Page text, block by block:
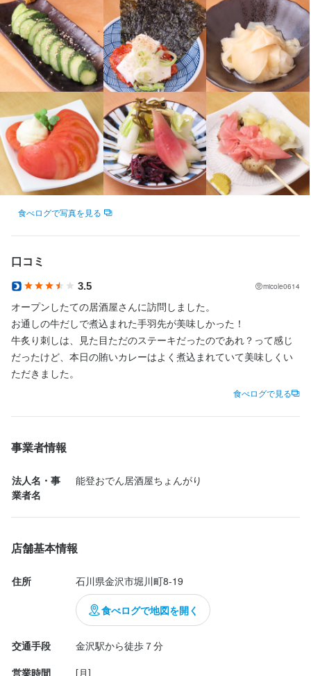
食べログで写真を見る
口コミ
3.5 micole0614
オープンしたての居酒屋さんに訪問しました。
お通しの牛だしで煮込まれた手羽先が美味しかった！
牛炙り刺しは、見た目ただのステーキだったのであれ？って感じ
だったけど、本日の賄いカレーはよく煮込まれていて美味しくい
ただきました。
食べログで見る
事業者情報
法人名・事
業者名
能登おでん居酒屋ちょんがり
店舗基本情報
住所 石川県金沢市堀川町8-19
食べログで地図を開く
交通手段
金沢駅から徒歩７分
営業時間
[月]
包丁さばき 飾り包丁 盛り付け技術 英会話 日本酒の知識
焼酎の知識
ウイスキーの知識
肉の知識 魚の知識 野菜の知識
出店開業ノウハウ
店舗運営
メニュー開発 仕入れ・食材の目利き
応募資格
必須スキル・経験
コミュニケーション能力
求める人物像
一緒に飲食店を盛り上げたい方
すぐに副店長になりたい方
やる気だけはある方
選考の流れ
お気軽にご相談ください。面接は、オーナー店長との面談のみ！
とりあえずご相談いただければと思います。
店名
勤務地
石川県金沢市堀川町8-19
連絡先
法人名・事業者名
能登おでん居酒屋ちょんがり
最終更新日2026/01/10
法人名・事業者名
能登おでん居酒屋ちょんがり
最終更新日2026/01/10
店名
煮込み屋 寅ひげ
勤務地
石川県金沢市堀川町8-19
連絡先
0709-314-2792
法人名・事業者名
能登おでん居酒屋ちょんがり
連絡先
0709-314-2792
法人名・事業者名
能登おでん居酒屋ちょんがり
最終更新日2026/04/09